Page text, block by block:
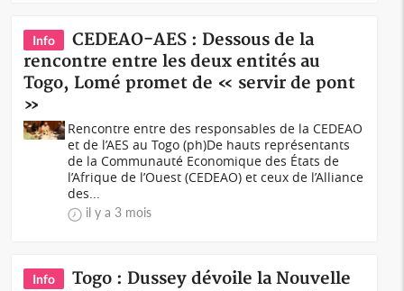
Info
CEDEAO-AES : Dessous de la
rencontre entre les deux entités au
Togo, Lomé promet de « servir de pont
»
Rencontre entre des responsables de la CEDEAO
et de l’AES au Togo (ph)De hauts représentants
de la Communauté Economique des États de
l’Afrique de l’Ouest (CEDEAO) et ceux de l’Alliance
des...
il y a 3 mois
Info
Togo : Dussey dévoile la Nouvelle